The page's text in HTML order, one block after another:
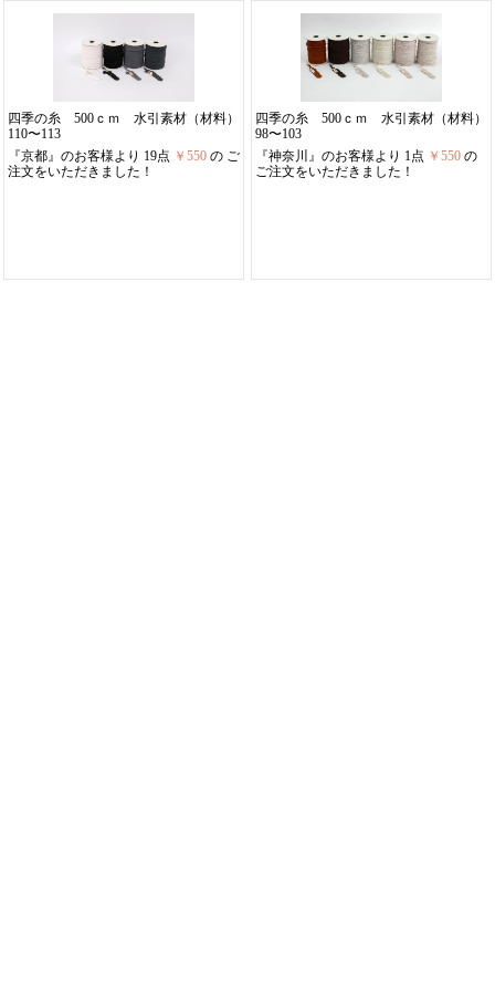
四季の糸 500ｃｍ 水引素材（材料）
110〜113
『京都』のお客様より 19点 ￥550 の ご
注文をいただきました！
四季の糸 500ｃｍ 水引素材（材料）
98〜103
『神奈川』のお客様より 1点 ￥550 の
ご注文をいただきました！